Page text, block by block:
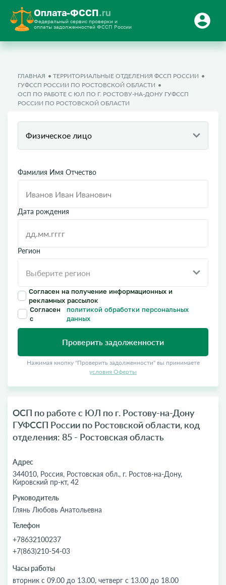
Оплата-ФССП.ru
Федеральный сервис проверки и
оплаты задолженностей ФССП России
ГЛАВНАЯ
ТЕРРИТОРИАЛЬНЫЕ ОТДЕЛЕНИЯ ФССП РОССИИ
ГУФССП РОССИИ ПО РОСТОВСКОЙ ОБЛАСТИ
ОСП ПО РАБОТЕ С ЮЛ ПО Г. РОСТОВУ-НА-ДОНУ ГУФССП
РОССИИ ПО РОСТОВСКОЙ ОБЛАСТИ
Физическое лицо
Фамилия Имя Отчество
Дата рождения
Регион
Согласен на получение информационных и
рекламных рассылок
Согласен
с
политикой обработки персональных
данных
Проверить задолженности
Нажимая кнопку "Проверить задолженности" вы принимаете
условия Оферты
ОСП по работе с ЮЛ по г. Ростову-на-Дону
ГУФССП России по Ростовской области, код
отделения: 85 - Ростовская область
Адрес
344010, Россия, Ростовская обл., г. Ростов-на-Дону,
Кировский пр-кт, 42
Руководитель
Глянь Любовь Анатольевна
Телефон
+78632100237
+7(863)210-54-03
Часы работы
вторник с 09.00 до 13.00, четверг с 13.00 до 18.00